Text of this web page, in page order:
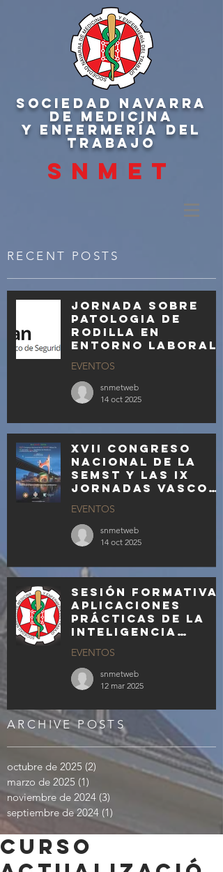
SOCIEDAD NAVARRA
DE MEDICINA
Y ENFERMERÍA DEL
TRABAJO
SNMET
RECENT POSTS
Jornada sobre
patologia de
rodilla en
entorno laboral
EVENTOS
snmetweb
14 oct 2025
XVII Congreso
Nacional de la
SEMST y las IX
Jornadas Vasco
días 19 y 20 de
febrero de 2026
EVENTOS
snmetweb
14 oct 2025
Sesión formativa:
APLICACIONES
PRÁCTICAS DE LA
INTELIGENCIA
GENERATIVA EN LA
MEDICINA Y
ENFERMERÍA DEL
EVENTOS
snmetweb
12 mar 2025
ARCHIVE POSTS
octubre de 2025 (2) 2 entradas
marzo de 2025 (1)
noviembre de 2024 (3)
septiembre de 2024 (1)
Curso